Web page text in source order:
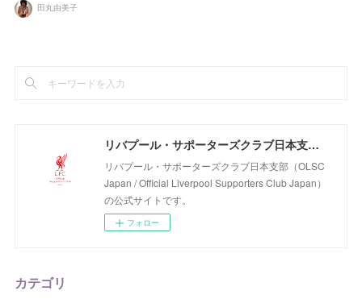
田丸由美子
リバプール・サポーターズクラブ日本支部（OLSC Japan / Official Liverpool Supporters Club Japan）
リバプール・サポーターズクラブ日本支部（OLSC
Japan / Official Liverpool Supporters Club Japan）
の公式サイトです。
フォロー
カテゴリ